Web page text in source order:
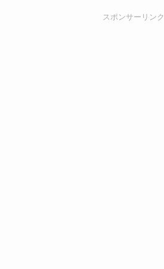
スポンサーリンク